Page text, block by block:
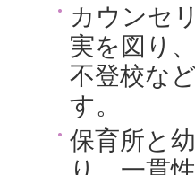
カウンセ
実を図り
不登校な
す。
保育所と